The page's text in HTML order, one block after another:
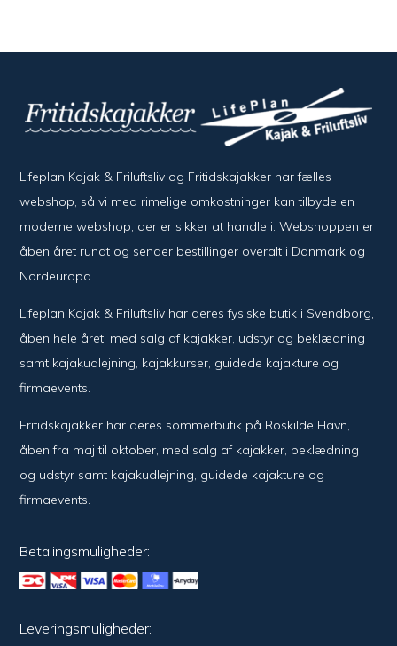
Lifeplan Kajak & Friluftsliv og Fritidskajakker har fælles
webshop, så vi med rimelige omkostninger kan tilbyde en
moderne webshop, der er sikker at handle i. Webshoppen er
åben året rundt og sender bestillinger overalt i Danmark og
Nordeuropa.
Lifeplan Kajak & Friluftsliv har deres fysiske butik i Svendborg,
åben hele året, med salg af kajakker, udstyr og beklædning
samt kajakudlejning, kajakkurser, guidede kajakture og
firmaevents.
Fritidskajakker har deres sommerbutik på Roskilde Havn,
åben fra maj til oktober, med salg af kajakker, beklædning
og udstyr samt kajakudlejning, guidede kajakture og
firmaevents.
Betalingsmuligheder:
Leveringsmuligheder: